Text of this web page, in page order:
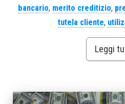
bancario, merito creditizio,
tutela cliente,
Leggi